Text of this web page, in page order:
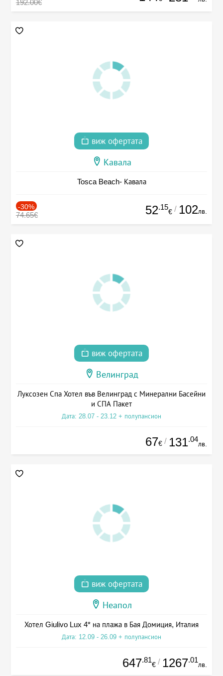
192.00€
виж офертата
Кавала
Tosca Beach- Кавала
-30%
74.65€ 52.15
€ / 102лв.
виж офертата
Велинград
Луксозен Спа Хотел във Велинград с Минерални Басейни
и СПА Пакет
Дата: 28.07 - 23.12 + полупансион
67€ / 131.04
лв.
виж офертата
Неапол
Хотел Giulivo Lux 4* на плажа в Бая Домиция, Италия
Дата: 12.09 - 26.09 + полупансион
647.81
€ / 1267.01
лв.